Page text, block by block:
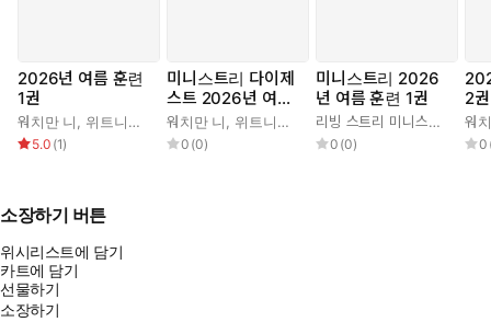
2026년 여름 훈련
1권
워치만 니 위트니스 리
5.0 (1)
미니스트리 다이제
스트 2026년 여름
훈련 1권
워치만 니 위트니스 리
0 (0)
미니스트리 2026
년 여름 훈련 1권
리빙 스트리 미니스트리 편집부
0 (0)
2권
워
0
소장하기 버튼
위시리스트에 담기
카트에 담기
선물하기
소장하기